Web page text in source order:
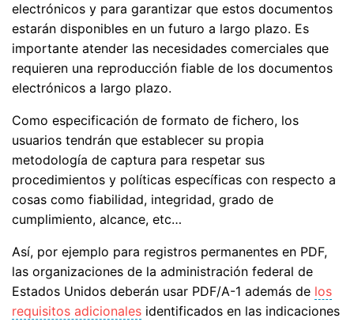
electrónicos y para garantizar que estos documentos
estarán disponibles en un futuro a largo plazo. Es
importante atender las necesidades comerciales que
requieren una reproducción fiable de los documentos
electrónicos a largo plazo.
Como especificación de formato de fichero, los
usuarios tendrán que establecer su propia
metodología de captura para respetar sus
procedimientos y políticas específicas con respecto a
cosas como fiabilidad, integridad, grado de
cumplimiento, alcance, etc…
Así, por ejemplo para registros permanentes en PDF,
las organizaciones de la administración federal de
Estados Unidos deberán usar PDF/A-1 además de los
requisitos adicionales identificados en las indicaciones